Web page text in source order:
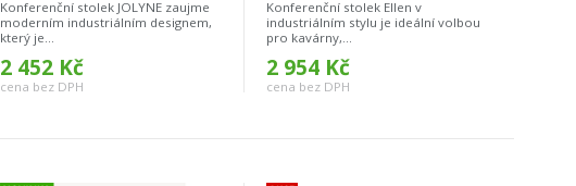
Konferenční stolek JOLYNE zaujme
moderním industriálním designem,
který je...
2 452 Kč
cena bez DPH
Konferenční stolek Ellen v
industriálním stylu je ideální volbou
pro kavárny,...
2 954 Kč
cena bez DPH